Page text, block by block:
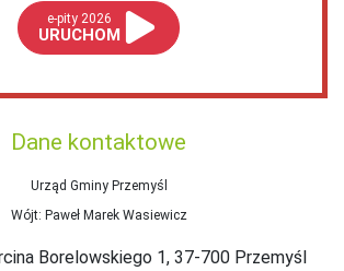
e-pity 2026
URUCHOM
Dane kontaktowe
Urząd Gminy Przemyśl
Wójt: Paweł Marek Wasiewicz
Borelowskiego 1, 37-700 Przemyśl